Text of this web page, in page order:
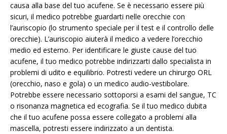
causa alla base del tuo acufene. Se è necessario essere più
sicuri, il medico potrebbe guardarti nelle orecchie con
l’auriscopio (lo strumento speciale per il test e il controllo delle
orecchie). L’auriscopio aiuterà il medico a vedere l’orecchio
medio ed esterno. Per identificare le giuste cause del tuo
acufene, il tuo medico potrebbe indirizzarti dallo specialista in
problemi di udito e equilibrio. Potresti vedere un chirurgo ORL
(orecchio, naso e gola) o un medico audio-vestibolare.
Potrebbe essere necessario sottoporsi a esami del sangue, TC
o risonanza magnetica ed ecografia. Se il tuo medico dubita
che il tuo acufene possa essere collegato a problemi alla
mascella, potresti essere indirizzato a un dentista.